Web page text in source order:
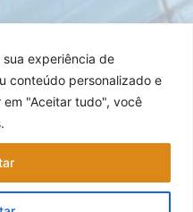
experiência de
conteúdo personalizado e
em "Aceitar tudo", você
02 - Jardim
CEP: 78070-240